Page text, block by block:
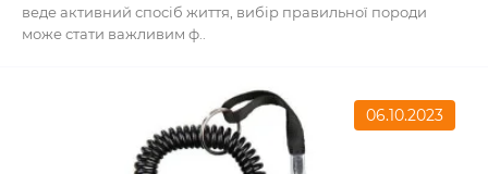
веде активний спосіб життя, вибір правильної породи
може стати важливим ф..
06.10.2023